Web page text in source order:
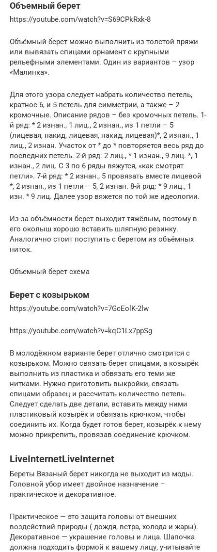
Объемный берет
https://youtube.com/watch?v=S69CPkRxk-8
Объёмный берет можно выполнить из толстой пряжи
или вывязать спицами орнамент с крупными
рельефными элементами. Один из вариантов – узор
«Малинка».
Для этого узора следует набрать количество петель,
кратное 6, и 5 петель для симметрии, а также – 2
кромочные. Описание рядов – без кромочных петель. 1-
й ряд: * 2 изнан., 1 лиц., 2 изнан., из 1 петли – 5
(лицевая, накид, лицевая, накид, лицевая)*, 2 изнан., 1
лиц., 2 изнан. Участок от * до * повторяется весь ряд до
последних петель. 2-й ряд: 2 лиц., * 1 изнан., 9 лиц. *, 1
изнан., 2 лиц. С 3 по 6 ряды вяжутся, «как смотрят
петли». 7-й ряд: * 2 изнан., 5 провязать вместе лицевой
*, 2 изнан., из 1 петли – 5, 2 изнан. 8-й ряд: * 9 лиц., 1
изн. * 9 лиц. Далее узор вяжется по той же идеологии.
Из-за объёмности берет выходит тяжёлым, поэтому в
его околыш хорошо вставить шляпную резинку.
Аналогично стоит поступить с беретом из объёмных
ниток.
Объемный берет схема
Берет с козырьком
https://youtube.com/watch?v=7GcEolK-2lw
https://youtube.com/watch?v=kqC1Lx7ppSg
В молодёжном варианте берет отлично смотрится с
козырьком. Можно связать берет спицами, а козырёк
выполнить из пластика и обвязать его теми же
нитками. Нужно приготовить выкройки, связать
спицами образец и рассчитать количество петель.
Следует сделать две детали, вставить между ними
пластиковый козырёк и обвязать крючком, чтобы
соединить их. Когда будет готов берет, козырёк к нему
можно прикрепить, провязав соединение крючком.
LiveInternetLiveInternet
Береты Вязаный берет никогда не выходит из моды.
Головной убор имеет двойное назначение –
практическое и декоративное.
Практическое — это защита головы от внешних
воздействий природы ( дождя, ветра, холода и жары).
Декоративное — украшение головы и лица. Шапочка
должна подходить формой к вашему лицу, учитывайте